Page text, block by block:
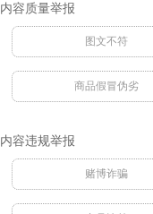
内容质量举报
图文不符
商品假冒伪劣
内容违规举报
赌博诈骗